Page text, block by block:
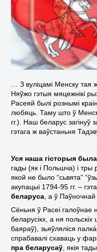
… З вуліцамі Менску тая
Няўжо гэтыя мяцежнікі
Расеяй былі рознымі
любяць. Таму што ў
гг.). Наш беларус
гэтага ж ваўстаньня
Уся наша гісторыя
гады (як і Польшча) і тры
якой не было “сьвята”
акупацыі 1794-95 гг. –
беларуса , а ў
Сёньня ў Расеі галоўнае
беларусікх, а ня
баяраў), зьяўляліся
спрабавалі схаваць у
пра беларусаў , якія